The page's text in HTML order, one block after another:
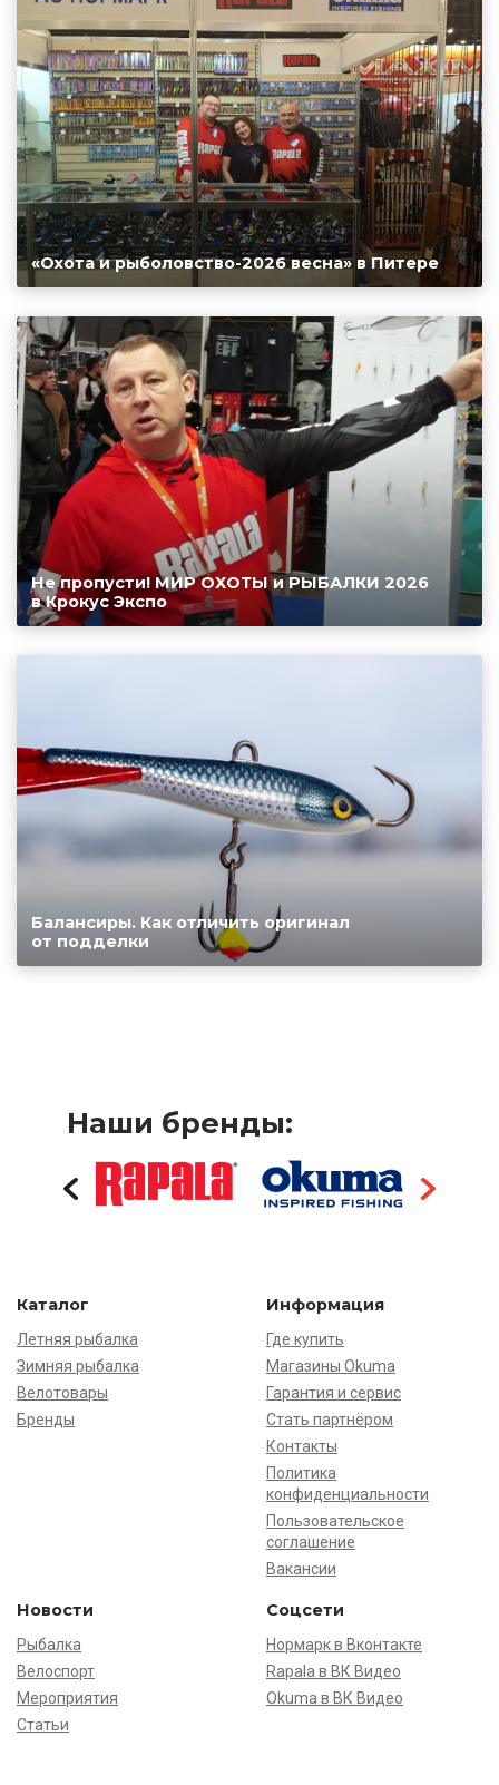
«Охота и рыболовство-2026 весна» в Питере
Не пропусти! МИР ОХОТЫ и РЫБАЛКИ 2026
в Крокус Экспо
Балансиры. Как отличить оригинал
от подделки
Наши бренды:
Каталог
Летняя рыбалка
Зимняя рыбалка
Велотовары
Бренды
Информация
Где купить
Магазины Okuma
Гарантия и сервис
Стать партнёром
Контакты
Политика
конфиденциальности
Пользовательское
соглашение
Вакансии
Новости
Рыбалка
Велоспорт
Мероприятия
Статьи
Соцсети
Нормарк в Вконтакте
Rapala в ВК Видео
Okuma в ВК Видео